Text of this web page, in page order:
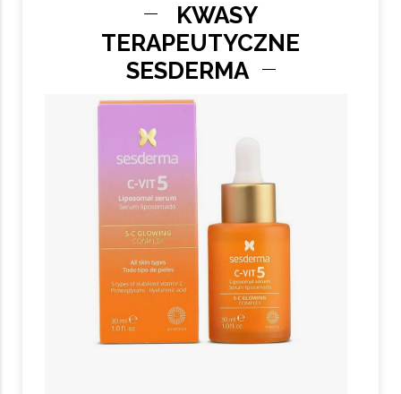
KWASY
TERAPEUTYCZNE
SESDERMA